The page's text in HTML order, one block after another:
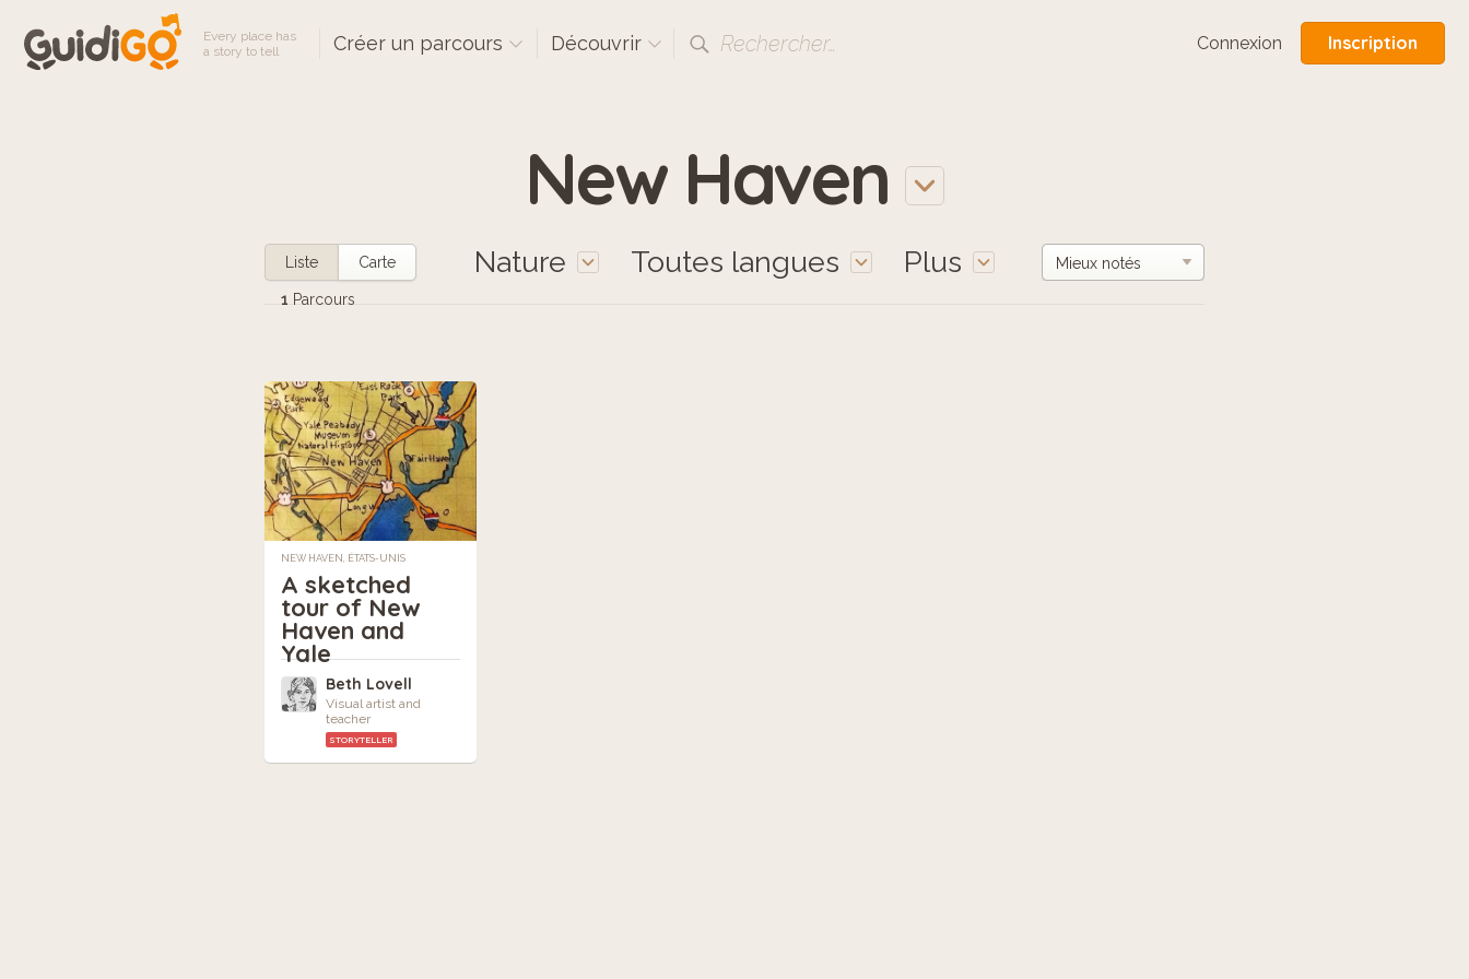
Every place has
a story to tell
Créer un parcours Découvrir Rechercher… Connexion Inscription
New Haven
Nature Toutes langues Plus
Liste Carte
1 Parcours
NEW HAVEN, ÉTATS-UNIS
A sketched
tour of New
Haven and
Yale
Beth Lovell
Visual artist and
teacher
STORYTELLER